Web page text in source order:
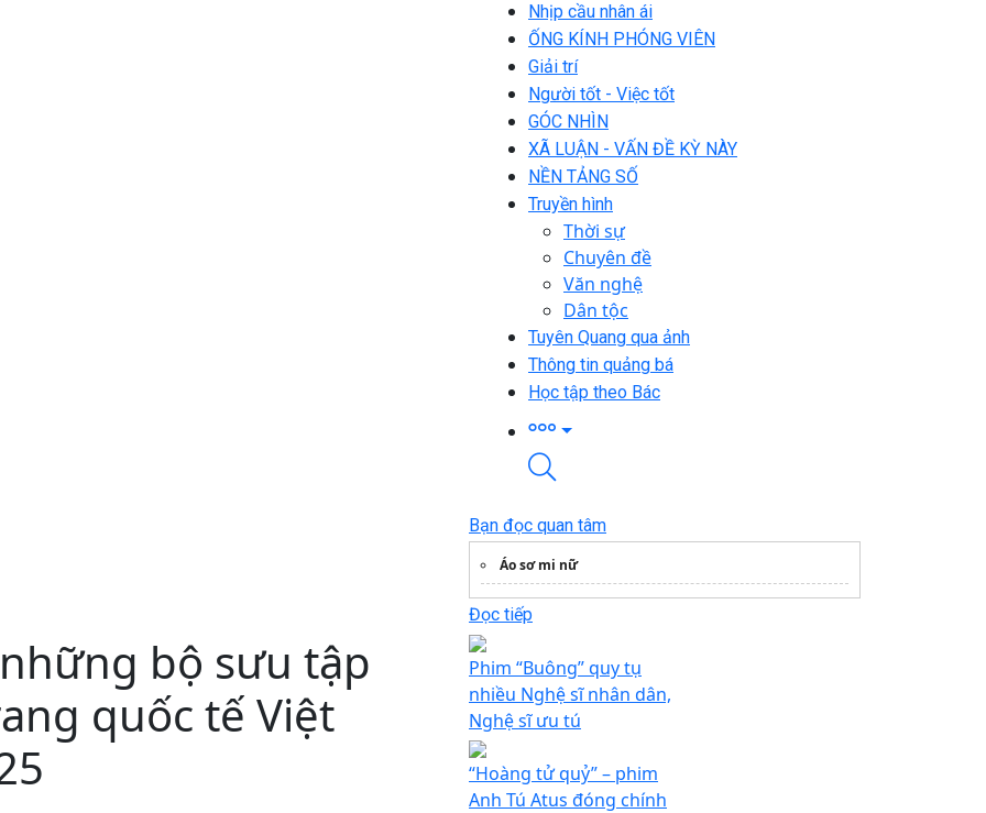
Nhịp cầu nhân ái
ỐNG KÍNH PHÓNG VIÊN
Giải trí
Người tốt - Việc tốt
GÓC NHÌN
XÃ LUẬN - VẤN ĐỀ KỲ NÀY
NỀN TẢNG SỐ
Truyền hình
Thời sự
Chuyên đề
Văn nghệ
Dân tộc
Tuyên Quang qua ảnh
Thông tin quảng bá
Học tập theo Bác
bộ sưu tập
quốc tế Việt
Bạn đọc quan tâm
Áo sơ mi nữ
Đọc tiếp
Phim “Buông” quy tụ
nhiều Nghệ sĩ nhân dân,
Nghệ sĩ ưu tú
“Hoàng tử quỷ” – phim
Anh Tú Atus đóng chính